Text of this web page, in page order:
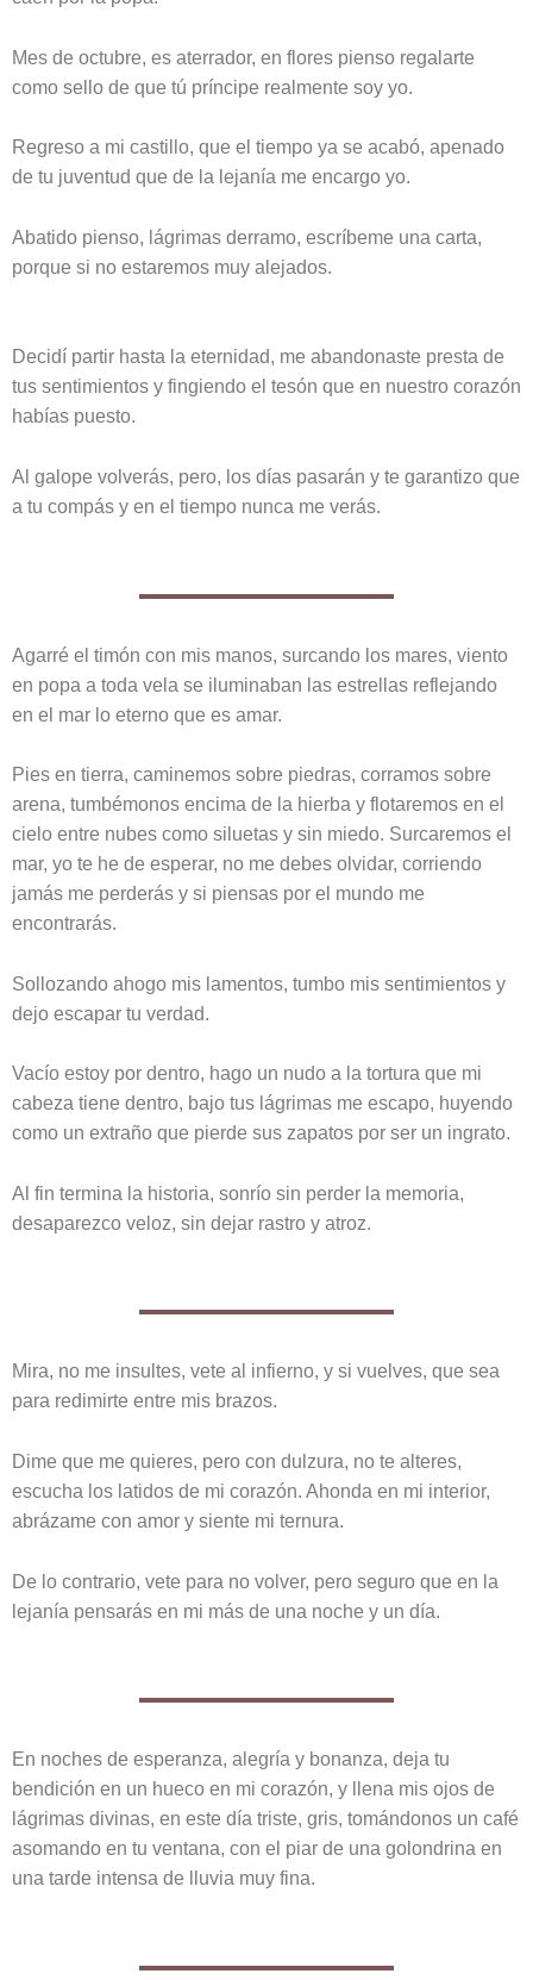
Mes de octubre, es aterrador, en flores pienso regalarte
como sello de que tú príncipe realmente soy yo.
Regreso a mi castillo, que el tiempo ya se acabó, apenado
de tu juventud que de la lejanía me encargo yo.
Abatido pienso, lágrimas derramo, escríbeme una carta,
porque si no estaremos muy alejados.
Decidí partir hasta la eternidad, me abandonaste presta de
tus sentimientos y fingiendo el tesón que en nuestro corazón
habías puesto.
Al galope volverás, pero, los días pasarán y te garantizo que
a tu compás y en el tiempo nunca me verás.
Agarré el timón con mis manos, surcando los mares, viento
en popa a toda vela se iluminaban las estrellas reflejando
en el mar lo eterno que es amar.
Pies en tierra, caminemos sobre piedras, corramos sobre
arena, tumbémonos encima de la hierba y flotaremos en el
cielo entre nubes como siluetas y sin miedo. Surcaremos el
mar, yo te he de esperar, no me debes olvidar, corriendo
jamás me perderás y si piensas por el mundo me
encontrarás.
Sollozando ahogo mis lamentos, tumbo mis sentimientos y
dejo escapar tu verdad.
Vacío estoy por dentro, hago un nudo a la tortura que mi
cabeza tiene dentro, bajo tus lágrimas me escapo, huyendo
como un extraño que pierde sus zapatos por ser un ingrato.
Al fin termina la historia, sonrío sin perder la memoria,
desaparezco veloz, sin dejar rastro y atroz.
Mira, no me insultes, vete al infierno, y si vuelves, que sea
para redimirte entre mis brazos.
Dime que me quieres, pero con dulzura, no te alteres,
escucha los latidos de mi corazón. Ahonda en mi interior,
abrázame con amor y siente mi ternura.
De lo contrario, vete para no volver, pero seguro que en la
lejanía pensarás en mi más de una noche y un día.
En noches de esperanza, alegría y bonanza, deja tu
bendición en un hueco en mi corazón, y llena mis ojos de
lágrimas divinas, en este día triste, gris, tomándonos un café
asomando en tu ventana, con el piar de una golondrina en
una tarde intensa de lluvia muy fina.